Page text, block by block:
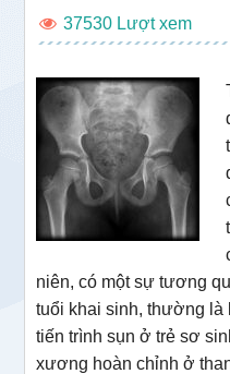
37530
niên, có một sự tương
tuổi khai sinh, thường là
tiến trình sụn ở trẻ sơ
xương hoàn chỉnh ở